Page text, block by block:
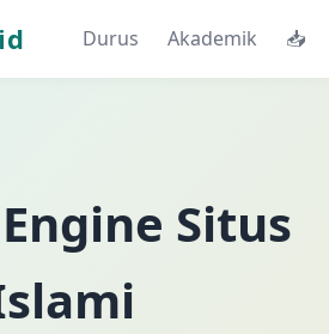
Durus Akademik 📥
Situs